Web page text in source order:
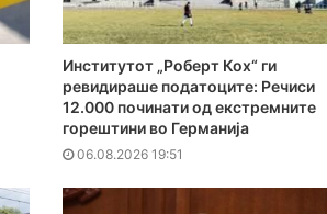
Институтот „Роберт Кох“ ги
ревидираше податоците: Речиси
12.000 починати од екстремните
горештини во Германија
06.08.2026 19:51